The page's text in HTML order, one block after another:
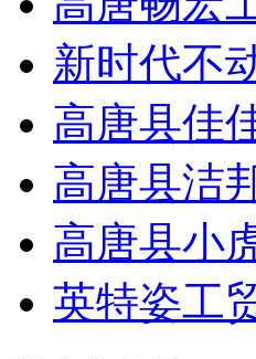
新时代不
高唐县佳
高唐县洁
高唐县小
英特姿工